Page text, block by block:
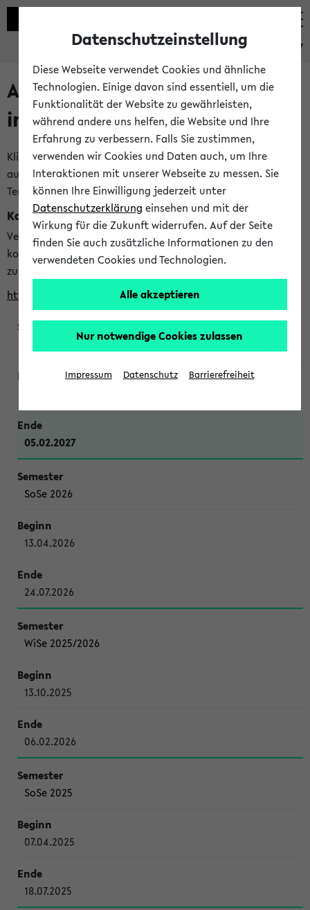
eKVV
Alle veröffentlichten Semester
im eKVV
Klicken Sie auf das Semester, welches Sie für Ihre Sitzung
auswählen möchten. Bitte beachten Sie auch die weiteren
Termine imKalender der Lehrplanung
Kalenderintegration
Verwenden Sie die folgende Adresse, um mit einer
kompatiblen Kalenderanwendung auf die Vorlesungszeiten
zuzugreifen (nähere Informationen
finden Sie hier
https://ekvv.uni-bielefeld.de/ws/calendar?vz
WiSe 2026/2027
05.02.2027
SoSe 2026
13.04.2026
24.07.2026
WiSe 2025/2026
13.10.2025
06.02.2026
SoSe 2025
07.04.2025
18.07.2025
Datenschutzeinstellung
Diese Webseite verwendet Cookies und ähnliche
Technologien. Einige davon sind essentiell, um die
Funktionalität der Website zu gewährleisten,
während andere uns helfen, die Website und Ihre
Erfahrung zu verbessern. Falls Sie zustimmen,
verwenden wir Cookies und Daten auch, um Ihre
Interaktionen mit unserer Webseite zu messen. Sie
können Ihre Einwilligung jederzeit unter
Datenschutzerklärung einsehen und mit der
Wirkung für die Zukunft widerrufen. Auf der Seite
finden Sie auch zusätzliche Informationen zu den
verwendeten Cookies und Technologien.
Alle akzeptieren
Nur notwendige Cookies zulassen
Impressum Datenschutz Barrierefreiheit